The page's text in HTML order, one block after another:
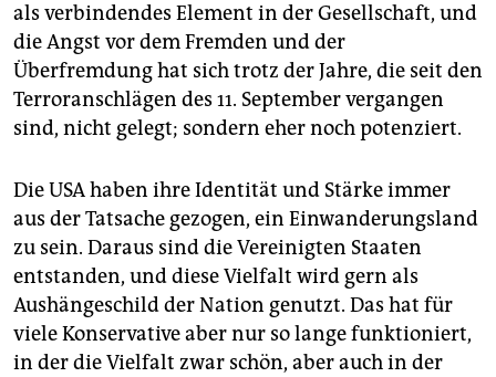
als verbindendes Element in der Gesellschaft, und
die Angst vor dem Fremden und der
Überfremdung hat sich trotz der Jahre, die seit den
Terroranschlägen des 11. September vergangen
sind, nicht gelegt; sondern eher noch potenziert.
Die USA haben ihre Identität und Stärke immer
aus der Tatsache gezogen, ein Einwanderungsland
zu sein. Daraus sind die Vereinigten Staaten
entstanden, und diese Vielfalt wird gern als
Aushängeschild der Nation genutzt. Das hat für
viele Konservative aber nur so lange funktioniert,
in der die Vielfalt zwar schön, aber auch in der